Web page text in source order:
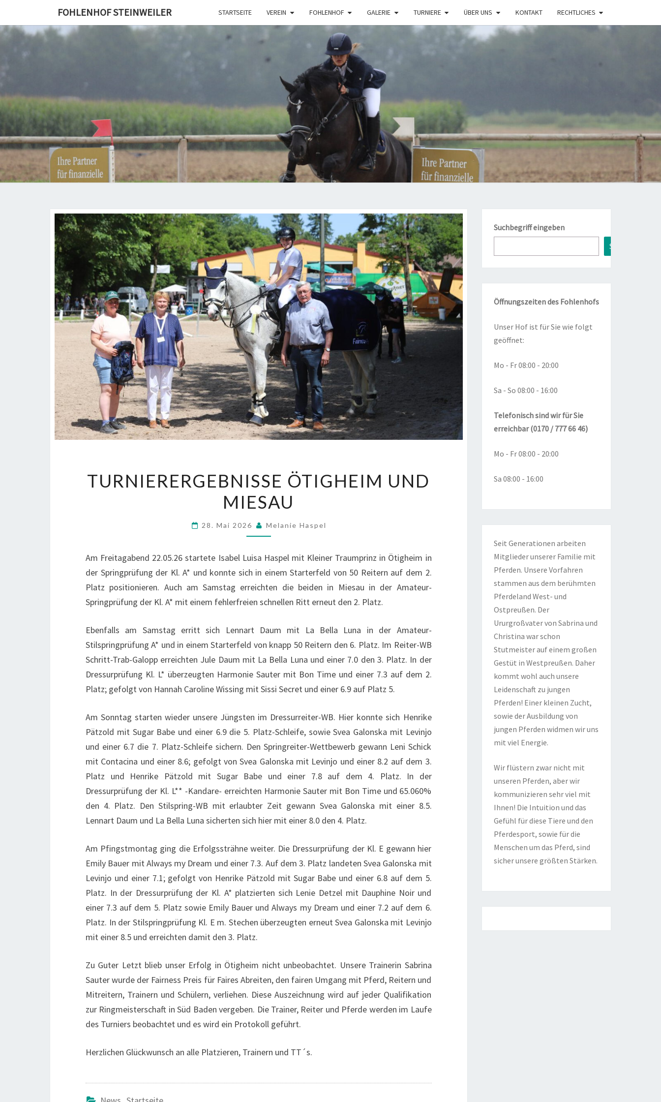
content
FOHLENHOF STEINWEILER STARTSEITE VEREIN FOHLENHOF GALERIE TURNIERE ÜBER UNS KONTAKT RECHTLICHES
FOHLENHOF
STEINWEILER
ÖTIGHEIM
UND
MIESAU
TURNIERERGEBNISSE ÖTIGHEIM UND
MIESAU
28. Mai 2026 Melanie Haspel
Am Freitagabend 22.05.26 startete Isabel Luisa Haspel mit Kleiner Traumprinz in Ötigheim in
der Springprüfung der Kl. A* und konnte sich in einem Starterfeld von 50 Reitern auf dem 2.
Platz positionieren. Auch am Samstag erreichten die beiden in Miesau in der Amateur-
Springprüfung der Kl. A* mit einem fehlerfreien schnellen Ritt erneut den 2. Platz.
Ebenfalls am Samstag erritt sich Lennart Daum mit La Bella Luna in der Amateur-
Stilspringprüfung A* und in einem Starterfeld von knapp 50 Reitern den 6. Platz. Im Reiter-WB
Schritt-Trab-Galopp erreichten Jule Daum mit La Bella Luna und einer 7.0 den 3. Platz. In der
Dressurprüfung Kl. L* überzeugten Harmonie Sauter mit Bon Time und einer 7.3 auf dem 2.
Platz; gefolgt von Hannah Caroline Wissing mit Sissi Secret und einer 6.9 auf Platz 5.
Am Sonntag starten wieder unsere Jüngsten im Dressurreiter-WB. Hier konnte sich Henrike
Pätzold mit Sugar Babe und einer 6.9 die 5. Platz-Schleife, sowie Svea Galonska mit Levinjo
und einer 6.7 die 7. Platz-Schleife sichern. Den Springreiter-Wettbewerb gewann Leni Schick
mit Contacina und einer 8.6; gefolgt von Svea Galonska mit Levinjo und einer 8.2 auf dem 3.
Platz und Henrike Pätzold mit Sugar Babe und einer 7.8 auf dem 4. Platz. In der
Dressurprüfung der Kl. L** -Kandare- erreichten Harmonie Sauter mit Bon Time und 65.060%
den 4. Platz. Den Stilspring-WB mit erlaubter Zeit gewann Svea Galonska mit einer 8.5.
Lennart Daum und La Bella Luna sicherten sich hier mit einer 8.0 den 4. Platz.
Am Pfingstmontag ging die Erfolgssträhne weiter. Die Dressurprüfung der Kl. E gewann hier
Emily Bauer mit Always my Dream und einer 7.3. Auf dem 3. Platz landeten Svea Galonska mit
Levinjo und einer 7.1; gefolgt von Henrike Pätzold mit Sugar Babe und einer 6.8 auf dem 5.
Platz. In der Dressurprüfung der Kl. A* platzierten sich Lenie Detzel mit Dauphine Noir und
einer 7.3 auf dem 5. Platz sowie Emily Bauer und Always my Dream und einer 7.2 auf dem 6.
Platz. In der Stilspringprüfung Kl. E m. Stechen überzeugten erneut Svea Galonska mit Levinjo
mit einer 8.5 und erreichten damit den 3. Platz.
Zu Guter Letzt blieb unser Erfolg in Ötigheim nicht unbeobachtet. Unsere Trainerin Sabrina
Sauter wurde der Fairness Preis für Faires Abreiten, den fairen Umgang mit Pferd, Reitern und
Mitreitern, Trainern und Schülern, verliehen. Diese Auszeichnung wird auf jeder Qualifikation
zur Ringmeisterschaft in Süd Baden vergeben. Die Trainer, Reiter und Pferde werden im Laufe
des Turniers beobachtet und es wird ein Protokoll geführt.
Herzlichen Glückwunsch an alle Platzieren, Trainern und TT´s.
Suchbegriff eingeben
Suchen
Öffnungszeiten des Fohlenhofs
Unser Hof ist für Sie wie folgt
geöffnet:
Mo - Fr 08:00 - 20:00
Sa - So 08:00 - 16:00
Telefonisch sind wir für Sie
erreichbar (0170 / 777 66 46)
Mo - Fr 08:00 - 20:00
Sa 08:00 - 16:00
Seit Generationen arbeiten
Mitglieder unserer Familie mit
Pferden. Unsere Vorfahren
stammen aus dem berühmten
Pferdeland West- und
Ostpreußen. Der
Ururgroßvater von Sabrina und
Christina war schon
Stutmeister auf einem großen
Gestüt in Westpreußen. Daher
kommt wohl auch unsere
Leidenschaft zu jungen
Pferden! Einer kleinen Zucht,
sowie der Ausbildung von
jungen Pferden widmen wir uns
mit viel Energie.
Wir flüstern zwar nicht mit
unseren Pferden, aber wir
kommunizieren sehr viel mit
Ihnen! Die Intuition und das
Gefühl für diese Tiere und den
Pferdesport, sowie für die
Menschen um das Pferd, sind
sicher unsere größten Stärken.